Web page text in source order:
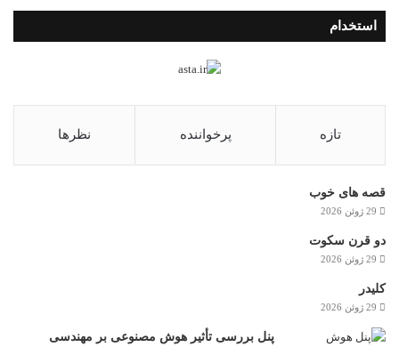
استخدام
تازه پرخواننده نظرها
قصه های خوب
29 ژوئن 2026
دو قرن سکوت
29 ژوئن 2026
کلیدر
29 ژوئن 2026
پنل بررسی تأثیر هوش مصنوعی بر مهندسی